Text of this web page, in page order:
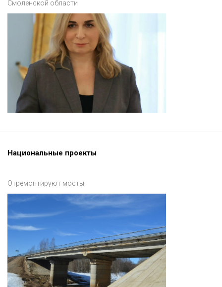
Смоленской области
Национальные проекты
Отремонтируют мосты